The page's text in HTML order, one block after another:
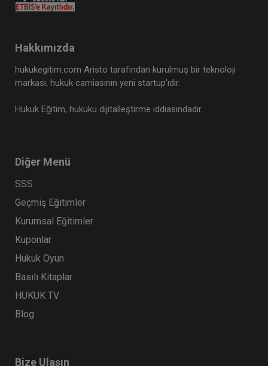
Hakkımızda
hukukegitim.com Aristo tarafından kurulmuş bir teknoloji
markası, hukuk camiasının yeni startup’ıdır.
Hukuk Eğitim, hukuku dijitalleştirme iddiasındadır.
Diğer Menü
SSS
Geçmiş Eğitimler
Kurumsal Eğitimler
Kuponlar
Hukuk Oyun
Basılı Kitaplar
HUKUK TV
Blog
Bize Ulaşın